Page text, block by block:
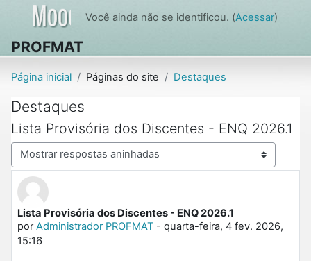
Ir para o conteúdo principal
Você ainda não se identificou. (Acessar)
PROFMAT
Página inicial Páginas do site Destaques
Destaques
Lista Provisória dos Discentes - ENQ 2026.1
Modo de visualização
Lista Provisória dos Discentes - ENQ 2026.1
porAdministrador PROFMAT - quarta-feira, 4 fev. 2026,
15:16
Número de respostas: 0